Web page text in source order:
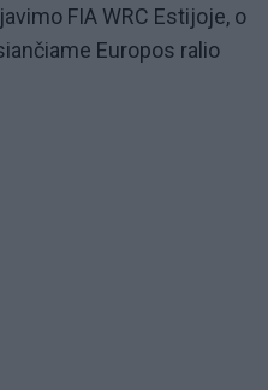
FIA WRC Estijoje, o
Europos ralio